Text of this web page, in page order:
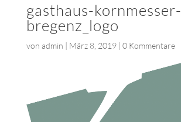
gasthaus-kornmesser-
bregenz_logo
von admin | März 8, 2019| 0 Kommentare